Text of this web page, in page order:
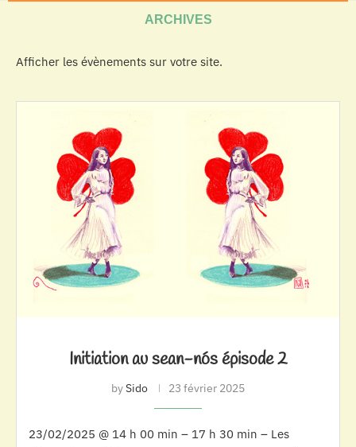
ARCHIVES
Afficher les évènements sur votre site.
Initiation au sean-nós épisode 2
bySido 23 février 2025
23/02/2025 @ 14 h 00 min – 17 h 30 min – Les